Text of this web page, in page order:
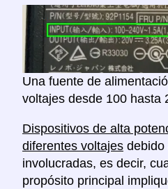
Una fuente de
voltajes desde 100 hasta
Dispositivos de alta
diferentes voltajes debido
involucradas, es decir,
propósito principal